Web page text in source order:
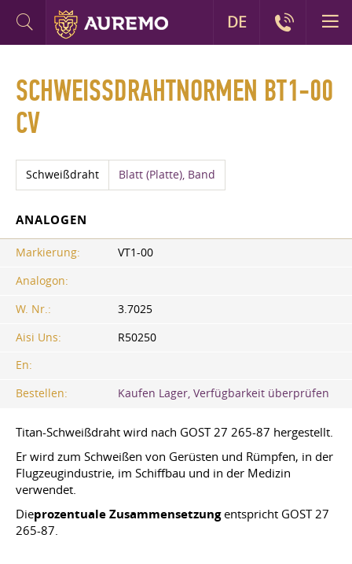
SCHWEISSDRAHTNORMEN BT1-00 C
V
Schweißdraht Blatt (Platte), Band
ANALOGEN
Markierung:
VT1-00
Analogon:
W. Nr.:
3.7025
Aisi Uns:
R50250
En:
Bestellen:
Kaufen Lager, Verfügbarkeit überprüfen
Titan-Schweißdraht wird nach GOST 27 265-87 hergestellt.
Er wird zum Schweißen von Gerüsten und Rümpfen, in der
Flugzeugindustrie, im Schiffbau und in der Medizin
verwendet.
Dieprozentuale Zusammensetzungentspricht GOST27
265-87.
DE